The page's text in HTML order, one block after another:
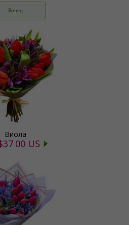
Конец
Виола
US